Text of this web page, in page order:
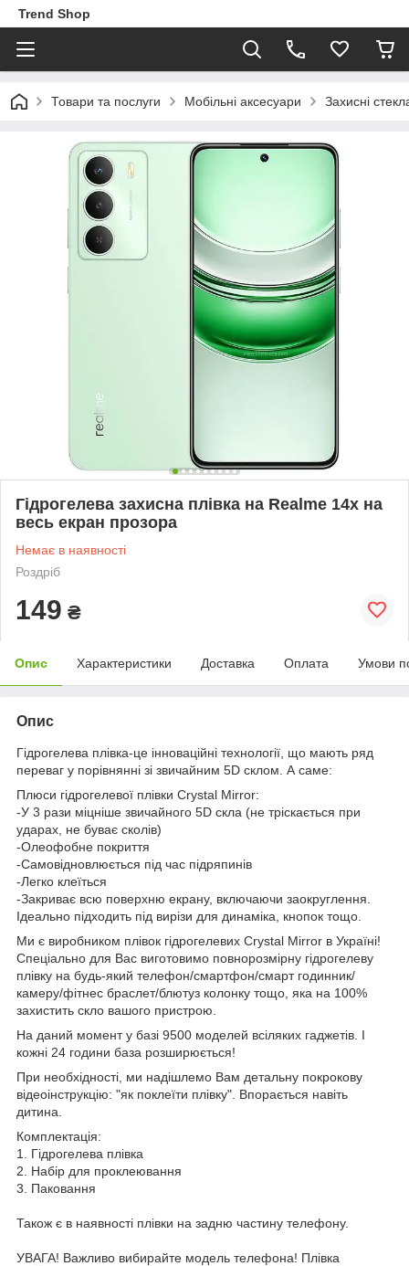
Trend Shop
Товари та послуги Мобільні аксесуари Захисні
Гідрогелева захисна плівка на Realme 14x на
весь екран прозора
Немає в наявності
Роздріб
149 ₴
Опис Характеристики Доставка Оплата Умови
Опис
Гідрогелева плівка-це інноваційні технології, що мають ряд
переваг у порівнянні зі звичайним 5D склом. А саме:
Плюси гідрогелевої плівки Crystal Mirror:
-У 3 рази міцніше звичайного 5D скла (не тріскається при
ударах, не буває сколів)
-Олеофобне покриття
-Самовідновлюється під час підряпинів
-Легко клеїться
-Закриває всю поверхню екрану, включаючи заокруглення.
Ідеально підходить під вирізи для динаміка, кнопок тощо.
Ми є виробником плівок гідрогелевих Crystal Mirror в Україні!
Спеціально для Вас виготовимо повнорозмірну гідрогелеву
плівку на будь-який телефон/смартфон/смарт годинник/
камеру/фітнес браслет/блютуз колонку тощо, яка на 100%
захистить скло вашого пристрою.
На даний момент у базі 9500 моделей всіляких гаджетів. І
кожні 24 години база розширюється!
При необхідності, ми надішлемо Вам детальну покрокову
відеоінструкцію: "як поклеїти плівку". Впорається навіть
дитина.
Комплектація:
1. Гідрогелева плівка
2. Набір для проклеювання
3. Паковання
Також є в наявності плівки на задню частину телефону.
УВАГА! Важливо вибирайте модель телефона! Плівка